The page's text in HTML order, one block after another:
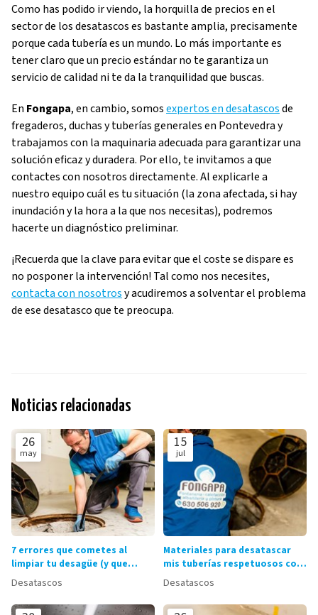
Como has podido ir viendo, la horquilla de precios en el
sector de los desatascos es bastante amplia, precisamente
porque cada tubería es un mundo. Lo más importante es
tener claro que un precio estándar no te garantiza un
servicio de calidad ni te da la tranquilidad que buscas.
En Fongapa, en cambio, somosexpertos en desatascosde
fregaderos, duchas y tuberías generales en Pontevedra y
trabajamos con la maquinaria adecuada para garantizar una
solución eficaz y duradera. Por ello, te invitamos a que
contactes con nosotros directamente. Al explicarle a
nuestro equipo cuál es tu situación (la zona afectada, si hay
inundación y la hora a la que nos necesitas), podremos
hacerte un diagnóstico preliminar.
¡Recuerda que la clave para evitar que el coste se dispare es
no posponer la intervención! Tal como nos necesites,
contacta con nosotrosy acudiremos a solventar el problema
de ese desatasco que te preocupa.
Noticias relacionadas
26
may
7 errores que cometes al
limpiar tu desagüe (y que
provocan atascos)
Desatascos
15
jul
Materiales para desatascar
mis tuberías respetuosos con
el medioambiente
Desatascos